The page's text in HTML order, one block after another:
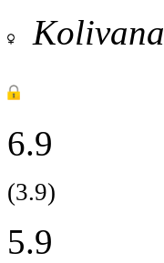
Kolivana
6.9
(3.9)
5.9